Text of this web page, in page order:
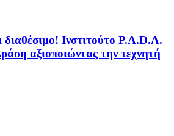
Ινστιτούτο P.A.D.A.
αξιοποιώντας την τεχνητή